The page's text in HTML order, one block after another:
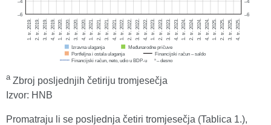
aZbroj posljednjih četiriju tromjesečja
Izvor: HNB
Promatraju li se posljednja četiri tromjesečja (Tablica 1.),